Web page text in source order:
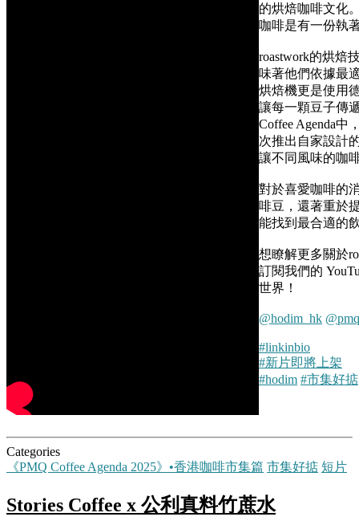
的烘焙咖啡文化
咖啡是有一份執
roastwork的烘焙
味著他們依據最
烘焙機更是使用
讓每一顆豆子傳
Coffee Agenda中
次推出自家設計
讓不同風味的咖
對於喜愛咖啡的
啡豆，還著重於
能找到最合適的
想瞭解更多關於
訂閱我們的
世界！
@hodim_hk
#linkinbio
#新片即將上架
#hodim #市集好掂
Categories
《PMQ Coffee Agenda 2025》•香港咖啡市集篇 市集好掂 短片
Stories Coffee x 公利真料竹蔗水